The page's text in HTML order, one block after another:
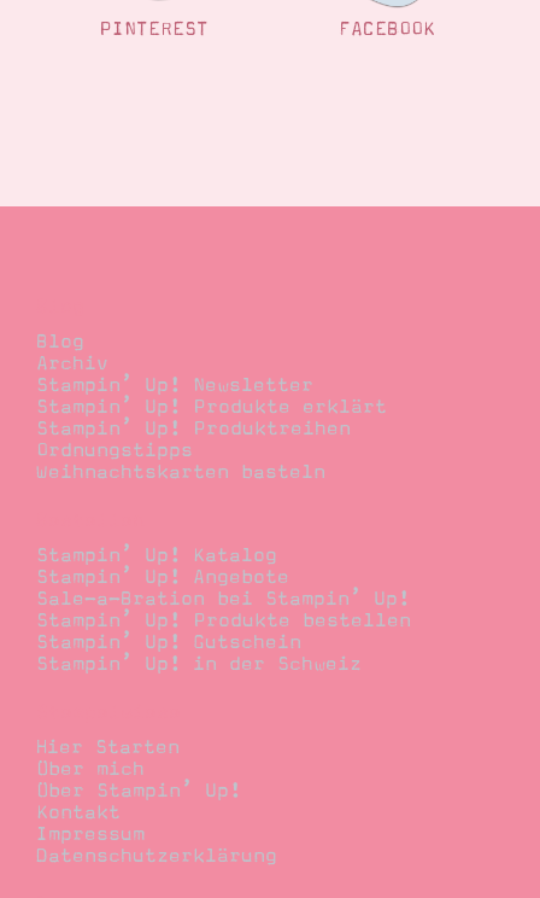
PINTEREST FACEBOOK
Blog
Archiv
Stampin’ Up! Newsletter
Stampin’ Up! Produkte erklärt
Stampin’ Up! Produktreihen
Ordnungstipps
Weihnachtskarten basteln
Stampin’ Up! Katalog
Stampin’ Up! Angebote
Sale-a-Bration bei Stampin’ Up!
Stampin’ Up! Produkte bestellen
Stampin’ Up! Gutschein
Stampin’ Up! in der Schweiz
Hier Starten
Über mich
Über Stampin’ Up!
Kontakt
Impressum
Datenschutzerklärung